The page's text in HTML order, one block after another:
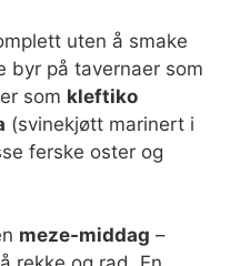
uten å smake
byr på tavernaer som
som kleftiko
(svinekjøtt marinert i
ferske oster og
meze-middag –